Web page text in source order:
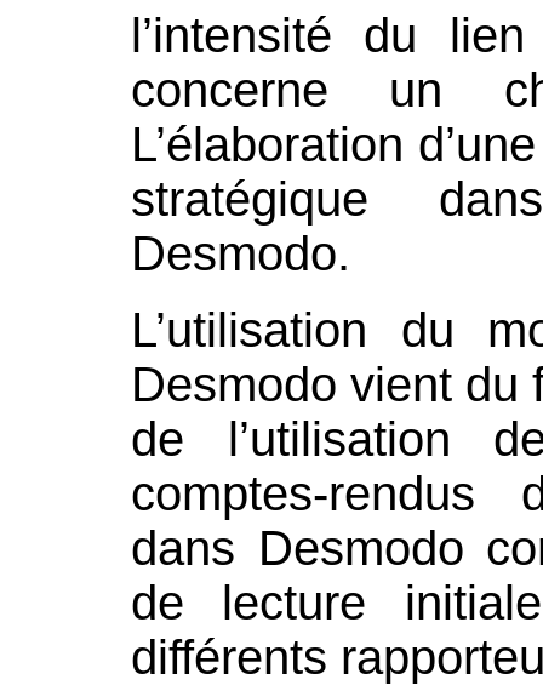
l’intensité du
concerne un
L’élaboration
stratégique
Desmodo.
L’utilisation du
Desmodo vient du
de l’utilisation
comptes-rendus
dans Desmodo
de lecture
différents